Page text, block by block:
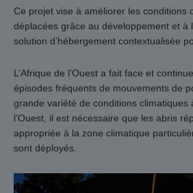
Ce projet vise à améliorer les conditions
déplacées grâce au développement et à
solution d’hébergement contextualisée
L’Afrique de l’Ouest a fait face et
épisodes fréquents de mouvements de
grande variété de conditions climatiques
l’Ouest, il est nécessaire que les abris
appropriée à la zone climatique
sont déployés.